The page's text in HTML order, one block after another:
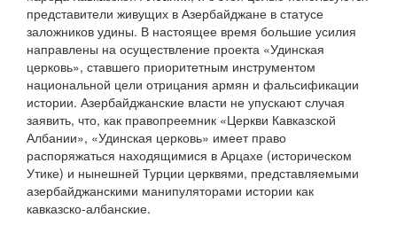
представители живущих в Азербайджане в статусе
заложников удины. В настоящее время большие усилия
направлены на осуществление проекта «Удинская
церковь», ставшего приоритетным инструментом
национальной цели отрицания армян и фальсификации
истории. Азербайджанские власти не упускают случая
заявить, что, как правопреемник «Церкви Кавказской
Албании», «Удинская церковь» имеет право
распоряжаться находящимися в Арцахе (историческом
Утике) и нынешней Турции церквями, представляемыми
азербайджанскими манипуляторами истории как
кавказско-албанские.